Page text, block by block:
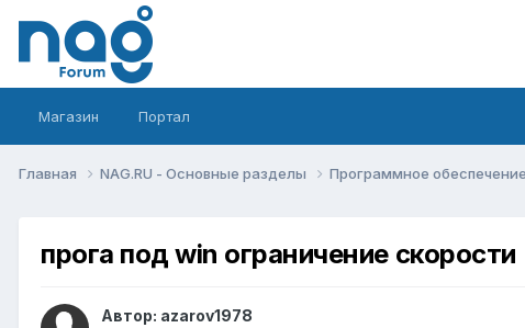
Магазин Портал
Главная NAG.RU - Основные разделы Программное
прога под win ограничение скорости
Автор: azarov1978